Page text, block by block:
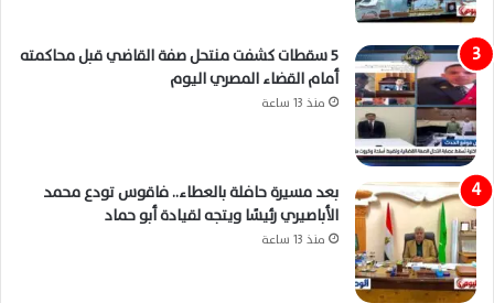
5 سقطات كشفت منتحل صفة القاضي قبل محاكمته
أمام القضاء المصري اليوم
منذ 13 ساعة
بعد مسيرة حافلة بالعطاء.. فاقوس تودع محمد
الأباصيري رئيسًا ويتجه لقيادة أبو حماد
منذ 13 ساعة